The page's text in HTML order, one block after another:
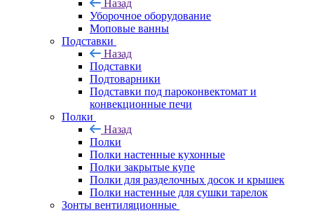
Назад
Уборочное оборудование
Моповые ванны
Подставки
Назад
Подставки
Подтоварники
Подставки под пароконвектомат и
конвекционные печи
Полки
Назад
Полки
Полки настенные кухонные
Полки закрытые купе
Полки для разделочных досок и крышек
Полки настенные для сушки тарелок
Зонты вентиляционные